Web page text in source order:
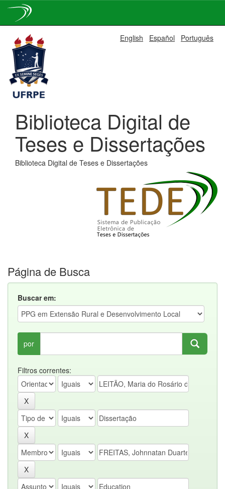
navigation
English Español Português
Biblioteca Digital de
Teses e Dissertações
Biblioteca Digital de Teses e Dissertações
Página de Busca
Buscar em:
por
Filtros correntes: